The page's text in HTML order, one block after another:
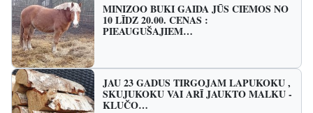
MINIZOO BUKI GAIDA JŪS CIEMOS NO
10 LĪDZ 20.00. CENAS :
PIEAUGUŠAJIEM…
JAU 23 GADUS TIRGOJAM LAPUKOKU ,
SKUJUKOKU VAI ARĪ JAUKTO MALKU -
KLUČO…